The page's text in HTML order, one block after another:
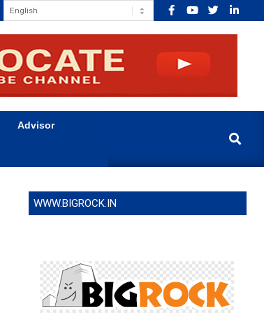
Advisor
Search
WWW.BIGROCK.IN